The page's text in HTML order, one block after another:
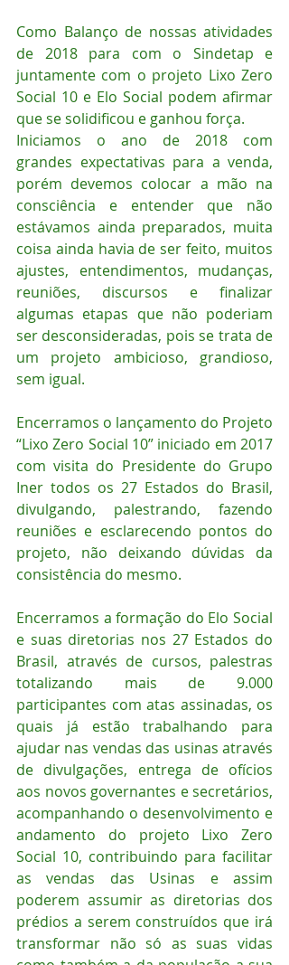
Como Balanço de nossas atividades
de 2018 para com o Sindetap e
juntamente com o projeto Lixo Zero
Social 10 e Elo Social podem afirmar
que se solidificou e ganhou força.
Iniciamos o ano de 2018 com
grandes expectativas para a venda,
porém devemos colocar a mão na
consciência e entender que não
estávamos ainda preparados, muita
coisa ainda havia de ser feito, muitos
ajustes, entendimentos, mudanças,
reuniões, discursos e finalizar
algumas etapas que não poderiam
ser desconsideradas, pois se trata de
um projeto ambicioso, grandioso,
sem igual.
Encerramos o lançamento do Projeto
“Lixo Zero Social 10” iniciado em 2017
com visita do Presidente do Grupo
Iner todos os 27 Estados do Brasil,
divulgando, palestrando, fazendo
reuniões e esclarecendo pontos do
projeto, não deixando dúvidas da
consistência do mesmo.
Encerramos a formação do Elo Social
e suas diretorias nos 27 Estados do
Brasil, através de cursos, palestras
totalizando mais de 9.000
participantes com atas assinadas, os
quais já estão trabalhando para
ajudar nas vendas das usinas através
de divulgações, entrega de ofícios
aos novos governantes e secretários,
acompanhando o desenvolvimento e
andamento do projeto Lixo Zero
Social 10, contribuindo para facilitar
as vendas das Usinas e assim
poderem assumir as diretorias dos
prédios a serem construídos que irá
transformar não só as suas vidas